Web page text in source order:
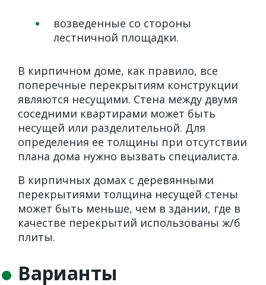
возведенные со стороны
лестничной площадки.
В кирпичном доме, как правило, все
поперечные перекрытиям конструкции
являются несущими. Стена между двумя
соседними квартирами может быть
несущей или разделительной. Для
определения ее толщины при отсутствии
плана дома нужно вызвать специалиста.
В кирпичных домах с деревянными
перекрытиями толщина несущей стены
может быть меньше, чем в здании, где в
качестве перекрытий использованы ж/б
плиты.
Варианты